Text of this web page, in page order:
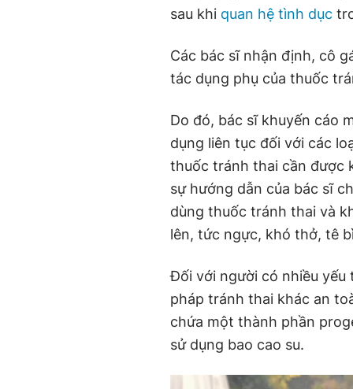
sau khi quan hệ tình dục
Các bác sĩ nhận định, cô
tác dụng phụ của thuốc
Do đó, bác sĩ khuyến cáo
dụng liên tục đối với các
thuốc tránh thai cần được
sự hướng dẫn của bác sĩ
dùng thuốc tránh thai và
lên, tức ngực, khó thở, tê
Đối với người có nhiều yếu
pháp tránh thai khác an
chứa một thành phần
sử dụng bao cao su.